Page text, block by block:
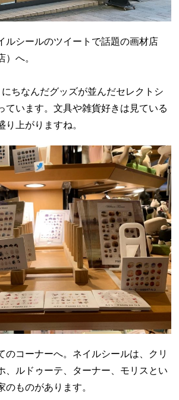
ルシールのツイートで話題の画材店
）へ。
ちなんだグッズが並んだセレクトシ
ています。文具や雑貨好きは見ている
り上がりますね。
のコーナーへ。ネイルシールは、クリ
、ルドゥーテ、ターナー、モリスとい
のものがあります。